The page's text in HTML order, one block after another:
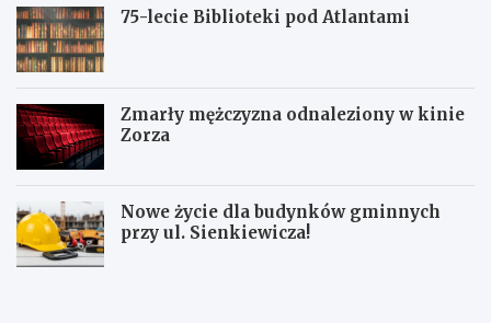
75-lecie Biblioteki pod Atlantami
Zmarły mężczyzna odnaleziony w kinie
Zorza
Nowe życie dla budynków gminnych
przy ul. Sienkiewicza!
Z
W
W